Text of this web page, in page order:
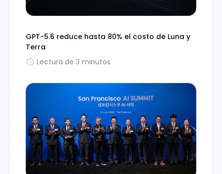
GPT-5.6 reduce hasta 80% el costo de Luna y
Terra
Lectura de 3 minutos